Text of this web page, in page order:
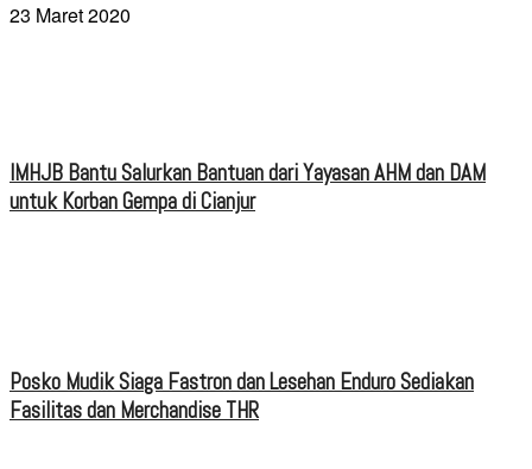
23 Maret 2020
IMHJB Bantu Salurkan Bantuan dari Yayasan AHM dan DAM
untuk Korban Gempa di Cianjur
Posko Mudik Siaga Fastron dan Lesehan Enduro Sediakan
Fasilitas dan Merchandise THR